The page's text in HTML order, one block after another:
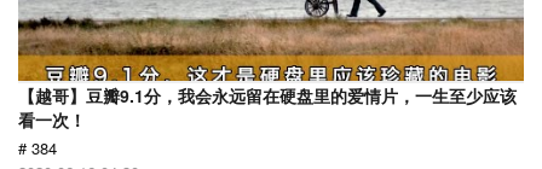
【越哥】豆瓣9.1分，我会永远留在硬盘里的爱情片，一生至少应该
看一次！
# 384